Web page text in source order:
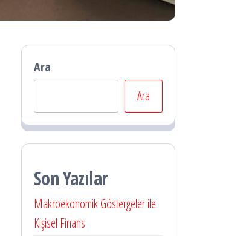
Ara
Ara
Son Yazılar
Makroekonomik Göstergeler ile
Kişisel Finans